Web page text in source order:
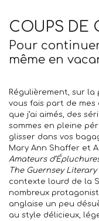
COUPS DE
Pour
même en
Régulièrement, sur la
vous fais part de mes
que j’ai aimés, des
sommes en pleine
glisser dans vos
Mary Ann Shaffer et
Amateurs
The Guernsey
contexte lourd de la
nombreux
anglaise un peu
au style délicieux,